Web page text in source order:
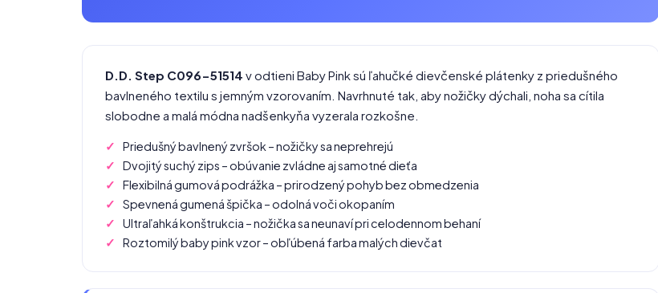
D.D. Step C096-51514 v odtieni Baby Pink sú ľahučké dievčenské plátenky z priedušného
bavlneného textilu s jemným vzorovaním. Navrhnuté tak, aby nožičky dýchali, noha sa cítila
slobodne a malá módna nadšenkyňa vyzerala rozkošne.
Priedušný bavlnený zvršok – nožičky sa neprehrejú
Dvojitý suchý zips – obúvanie zvládne aj samotné dieťa
Flexibilná gumová podrážka – prirodzený pohyb bez obmedzenia
Spevnená gumená špička – odolná voči okopaním
Ultraľahká konštrukcia – nožička sa neunaví pri celodennom behaní
Roztomilý baby pink vzor – obľúbená farba malých dievčat